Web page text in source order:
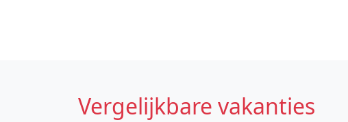
Vergelijkbare vakanties